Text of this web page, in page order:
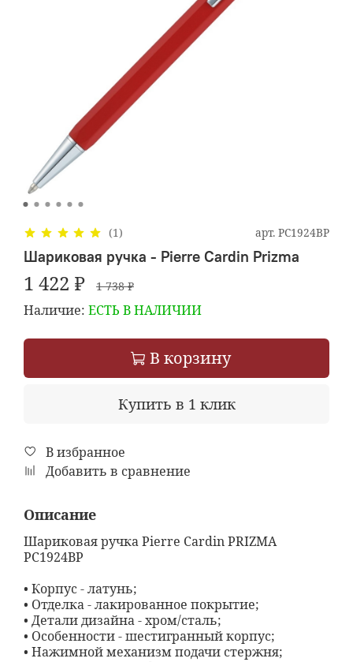
(1) арт. PC1924BP
Шариковая ручка - Pierre Cardin Prizma
1 422 ₽ 1 738 ₽
Наличие: ЕСТЬ В НАЛИЧИИ
В корзину
Купить в 1 клик
В избранное
Добавить в сравнение
Описание
Шариковая ручка Pierre Cardin PRIZMA
PC1924BP
• Корпус - латунь;
• Отделка - лакированное покрытие;
• Детали дизайна - хром/сталь;
• Особенности - шестигранный корпус;
• Нажимной механизм подачи стержня;